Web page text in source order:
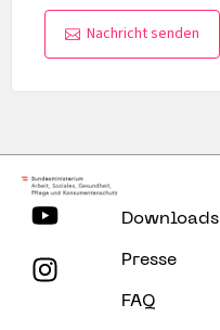
Nachricht senden
Downloads
Presse
FAQ